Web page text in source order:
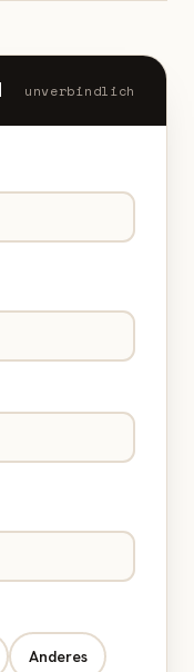
unverbindlich
Anderes